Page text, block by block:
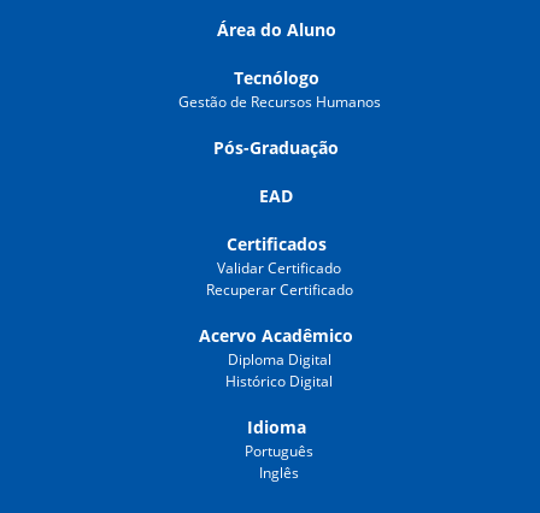
Área do Aluno
Tecnólogo
Gestão de Recursos Humanos
Pós-Graduação
EAD
Certificados
Validar Certificado
Recuperar Certificado
Acervo Acadêmico
Diploma Digital
Histórico Digital
Idioma
Português
Inglês